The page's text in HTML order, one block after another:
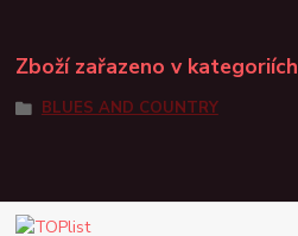
Zboží zařazeno v kategoriích
BLUES AND COUNTRY